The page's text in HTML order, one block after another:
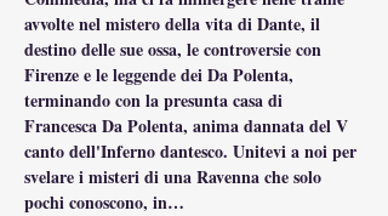
avvolte nel mistero della vita di Dante, il
destino delle sue ossa, le controversie con
Firenze e le leggende dei Da Polenta,
terminando con la presunta casa di
Francesca Da Polenta, anima dannata del V
canto dell'Inferno dantesco. Unitevi a noi per
svelare i misteri di una Ravenna che solo
pochi conoscono, in…